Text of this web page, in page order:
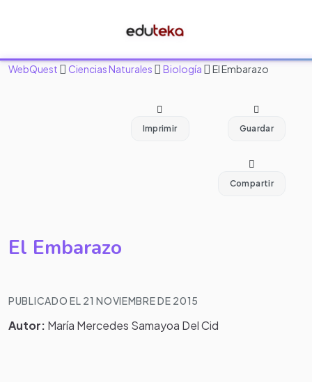
WebQuest Ciencias Naturales Biología El Embarazo
Imprimir Guardar
Compartir
El Embarazo
PUBLICADO EL 21 NOVIEMBRE DE 2015
Autor: María Mercedes Samayoa Del Cid